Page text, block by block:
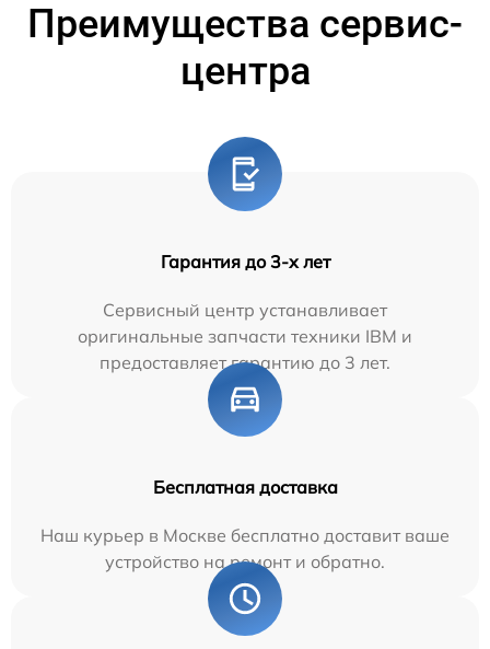
Преимущества сервис-
центра
Гарантия до 3-х лет
Сервисный центр устанавливает
оригинальные запчасти техники IBM и
предоставляет гарантию до 3 лет.
Бесплатная доставка
Наш курьер в Москве бесплатно доставит ваше
устройство на ремонт и обратно.